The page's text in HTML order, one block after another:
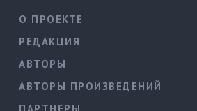
О ПРОЕКТЕ
РЕДАКЦИЯ
АВТОРЫ
АВТОРЫ ПРОИЗВЕДЕНИЙ